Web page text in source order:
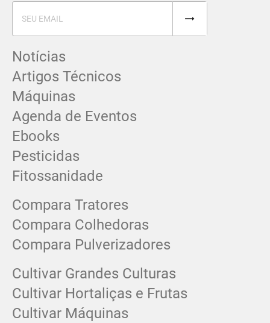
Notícias
Artigos Técnicos
Máquinas
Agenda de Eventos
Ebooks
Pesticidas
Fitossanidade
Compara Tratores
Compara Colhedoras
Compara Pulverizadores
Cultivar Grandes Culturas
Cultivar Hortaliças e Frutas
Cultivar Máquinas